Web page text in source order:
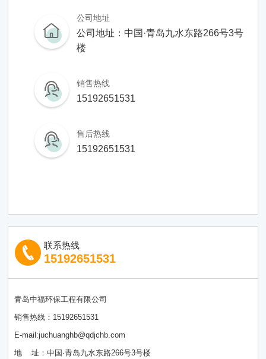
公司地址
公司地址：中国·青岛九水东路266号3号
楼
销售热线
15192651531
售后热线
15192651531
联系热线
15192651531
青岛中福环保工程有限公司
销售热线：15192651531
E-mail:juchuanghb@qdjchb.com
地 址：中国·青岛九水东路266号3号楼